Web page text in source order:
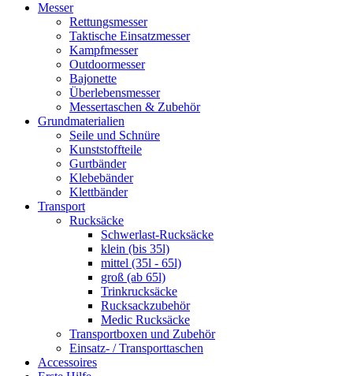
Messer
Rettungsmesser
Taktische Einsatzmesser
Kampfmesser
Outdoormesser
Bajonette
Überlebensmesser
Messertaschen & Zubehör
Grundmaterialien
Seile und Schnüre
Kunststoffteile
Gurtbänder
Klebebänder
Klettbänder
Transport
Rucksäcke
Schwerlast-Rucksäcke
klein (bis 35l)
mittel (35l - 65l)
groß (ab 65l)
Trinkrucksäcke
Rucksackzubehör
Medic Rucksäcke
Transportboxen und Zubehör
Einsatz- / Transporttaschen
Accessoires